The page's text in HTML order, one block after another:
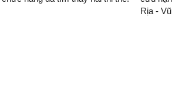
Rịa -